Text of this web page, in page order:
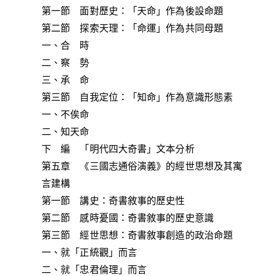
第一節 面對歷史：「天命」作為後設命題
第二節 探索天理：「命運」作為共同母題
一、合 時
二、察 勢
三、承 命
第三節 自我定位：「知命」作為意識形態素
一、不俟命
二、知天命
下 編 「明代四大奇書」文本分析
第五章 《三國志通俗演義》的經世思想及其寓
言建構
第一節 講史：奇書敘事的歷史性
第二節 感時憂國：奇書敘事的歷史意識
第三節 經世思想：奇書敘事創造的政治命題
一、就「正統觀」而言
二、就「忠君倫理」而言